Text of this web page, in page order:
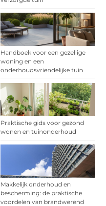
Handboek voor een gezellige
woning en een
onderhoudsvriendelijke tuin
Praktische gids voor gezond
wonen en tuinonderhoud
Makkelijk onderhoud en
bescherming: de praktische
voordelen van brandwerend